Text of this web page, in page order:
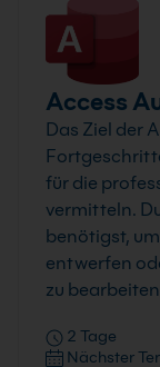
Access
Das Ziel der
für die
vermitteln.
benötigst,
entwerfen
zu
2 Tage
Nächster